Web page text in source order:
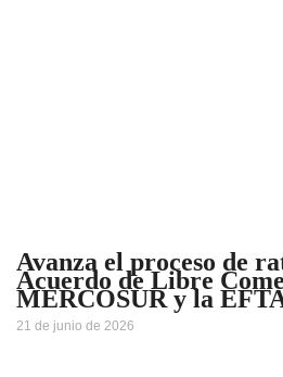
Avanza el proceso de
Acuerdo de Libre
MERCOSUR y la
21 de junio de 2026